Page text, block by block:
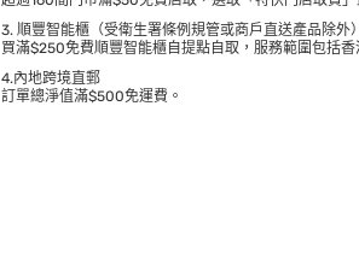
3. 順豐智能櫃（受衛生署條例規管或商戶直送產品除外）
買滿$250免費順豐智能櫃自提點自取，服務範圍包括
4.內地跨境直郵
訂單總淨值滿$500免運費。